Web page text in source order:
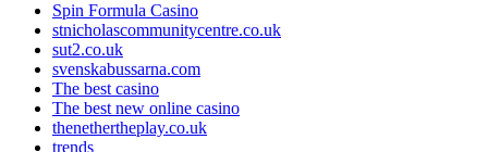
Spin Formula Casino
stnicholascommunitycentre.co.uk
sut2.co.uk
svenskabussarna.com
The best casino
The best new online casino
thenethertheplay.co.uk
trends